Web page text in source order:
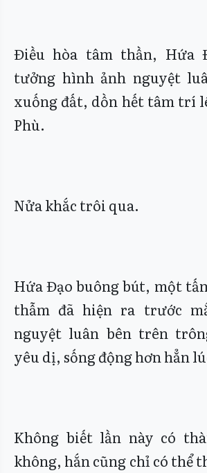
Điều hòa tâm thần, Hứa
tưởng hình ảnh nguyệt
xuống đất, dồn hết tâm trí
Phù.
Nửa khắc trôi qua.
Hứa Đạo buông bút, một
thẫm đã hiện ra trước
nguyệt luân bên trên
yêu dị, sống động hơn hẳn
Không biết lần này có
không, hắn cũng chỉ có thể